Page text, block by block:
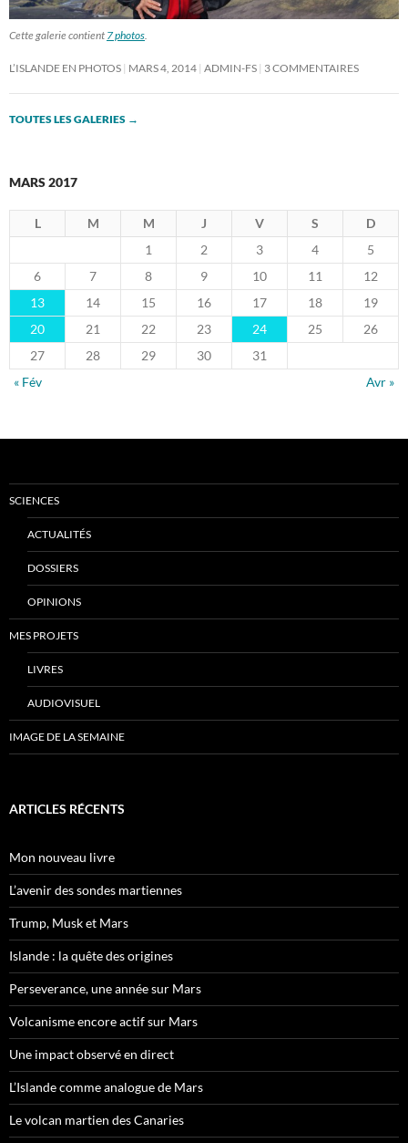
Cette galerie contient 7 photos
L’ISLANDE EN PHOTOS MARS 4, 2014 ADMIN-FS 3 COMMENTAIRES
TOUTES LES GALERIES →
MARS 2017
L M M J V S
D
1
2 3 4
5
6
7 8 9 10 11
12
13
14 15 16 17 18
19
20
21 22 23 24 25
26
27
28 29 30
31
« Fév
Avr »
SCIENCES
ACTUALITÉS
DOSSIERS
OPINIONS
MES PROJETS
LIVRES
AUDIOVISUEL
IMAGE DE LA SEMAINE
ARTICLES RÉCENTS
Mon nouveau livre
L’avenir des sondes martiennes
Trump, Musk et Mars
Islande : la quête des origines
Perseverance, une année sur Mars
Volcanisme encore actif sur Mars
Une impact observé en direct
L’Islande comme analogue de Mars
Le volcan martien des Canaries